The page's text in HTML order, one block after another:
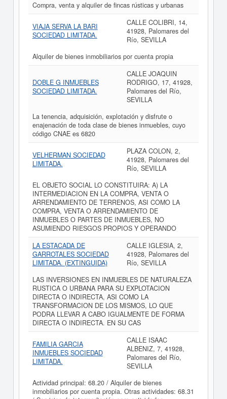
Compra, venta y alquiler de fincas rústicas y urbanas
VIAJA SERVA LA BARI
SOCIEDAD LIMITADA.
CALLE COLIBRI, 14,
41928, Palomares del
Río, SEVILLA
Alquiler de bienes inmobiliarios por cuenta propia
DOBLE G INMUEBLES
SOCIEDAD LIMITADA.
CALLE JOAQUIN
RODRIGO, 17, 41928,
Palomares del Río,
SEVILLA
La tenencia, adquisición, explotación y disfrute o
enajenación de toda clase de bienes inmuebles, cuyo
código CNAE es 6820
VELHERMAN SOCIEDAD
LIMITADA.
PLAZA COLON, 2,
41928, Palomares del
Río, SEVILLA
EL OBJETO SOCIAL LO CONSTITUIRA: A) LA
INTERMEDIACION EN LA COMPRA, VENTA O
ARRENDAMIENTO DE TERRENOS, ASI COMO LA
COMPRA, VENTA O ARRENDAMIENTO DE
INMUEBLES O PARTES DE INMUEBLES, NO
ASUMIENDO RIESGOS PROPIOS Y OPERANDO
LA ESTACADA DE
GARROTALES SOCIEDAD
LIMITADA. (EXTINGUIDA)
CALLE IGLESIA, 2,
41928, Palomares del
Río, SEVILLA
LAS INVERSIONES EN INMUEBLES DE NATURALEZA
RUSTICA O URBANA PARA SU EXPLOTACION
DIRECTA O INDIRECTA, ASI COMO LA
TRANSFORMACION DE LOS MISMOS, LO QUE
PODRA LLEVAR A CABO IGUALMENTE DE FORMA
DIRECTA O INDIRECTA. EN SU CAS
FAMILIA GARCIA
INMUEBLES SOCIEDAD
LIMITADA.
CALLE ISAAC
ALBENIZ, 7, 41928,
Palomares del Río,
SEVILLA
Actividad principal: 68.20 / Alquiler de bienes
inmobiliarios por cuenta propia. Otras actividades: 68.31